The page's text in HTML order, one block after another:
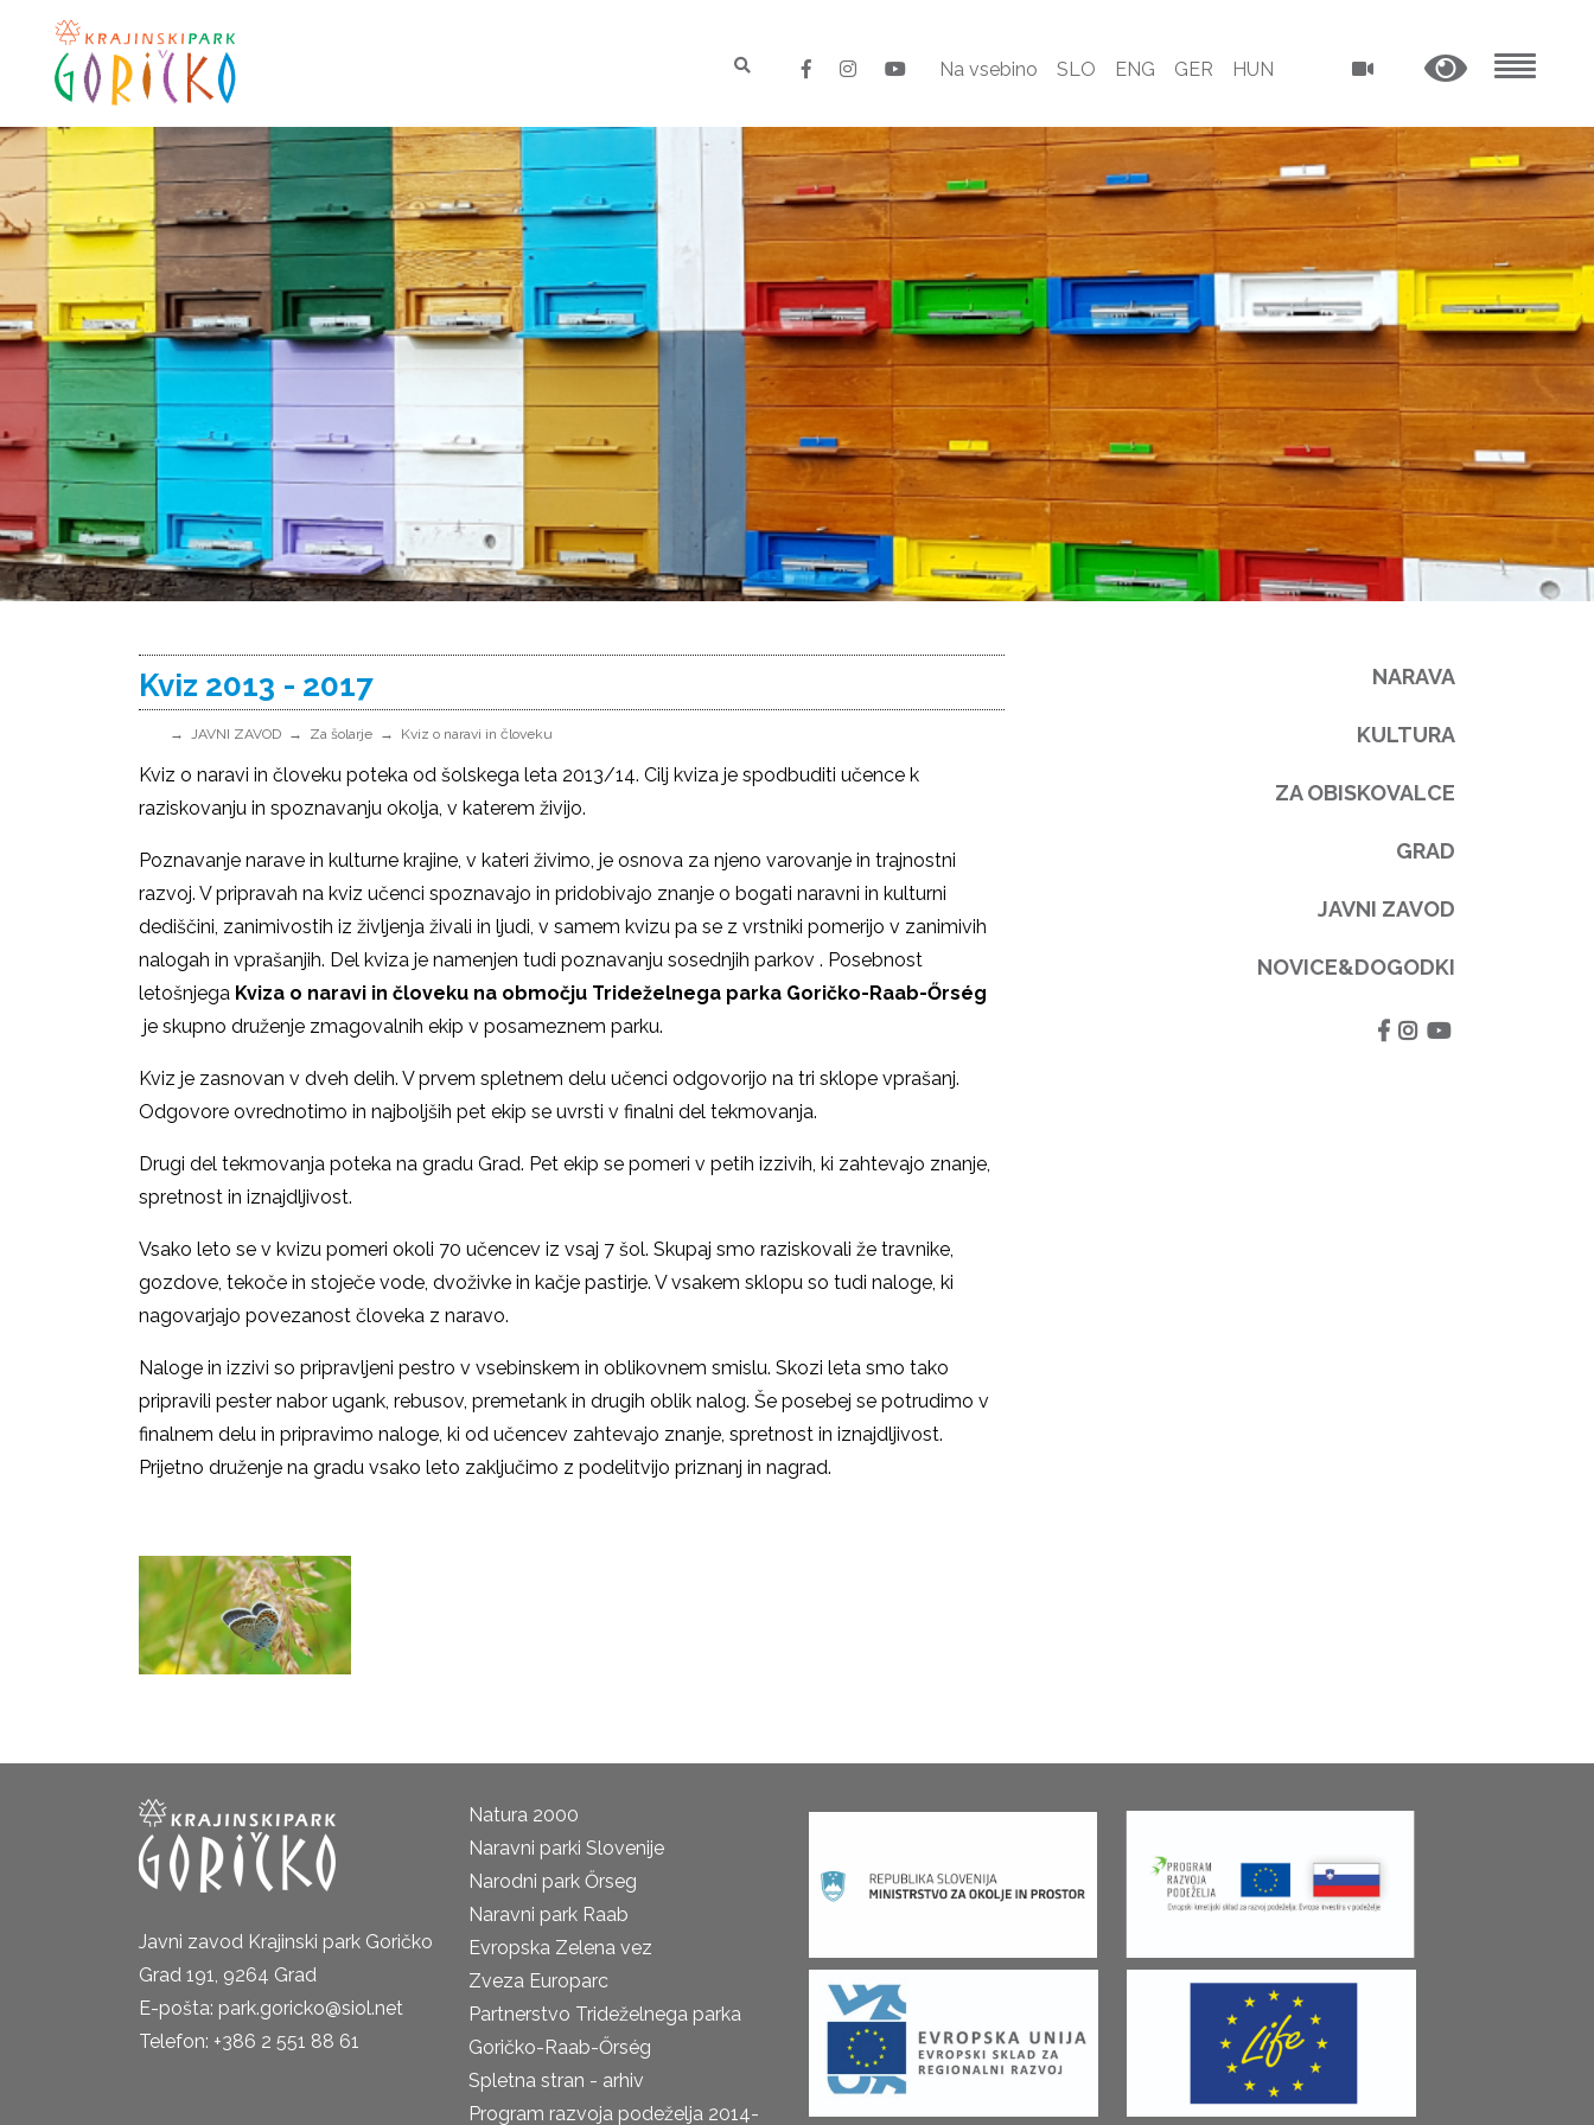
Na vsebino SLO ENG GER HUN
Kviz 2013 - 2017
JAVNI ZAVOD Za šolarje Kviz o naravi in človeku
Kviz o naravi in človeku poteka od šolskega leta 2013/14. Cilj kviza je spodbuditi učence k
raziskovanju in spoznavanju okolja, v katerem živijo.
Poznavanje narave in kulturne krajine, v kateri živimo, je osnova za njeno varovanje in trajnostni
razvoj. V pripravah na kviz učenci spoznavajo in pridobivajo znanje o bogati naravni in kulturni
dediščini, zanimivostih iz življenja živali in ljudi, v samem kvizu pa se z vrstniki pomerijo v zanimivih
nalogah in vprašanjih. Del kviza je namenjen tudi poznavanju sosednjih parkov . Posebnost
letošnjega Kviza o naravi in človeku na območju Trideželnega parka Goričko-Raab-Őrség
je skupno druženje zmagovalnih ekip v posameznem parku.
Kviz je zasnovan v dveh delih. V prvem spletnem delu učenci odgovorijo na tri sklope vprašanj.
Odgovore ovrednotimo in najboljših pet ekip se uvrsti v finalni del tekmovanja.
Drugi del tekmovanja poteka na gradu Grad. Pet ekip se pomeri v petih izzivih, ki zahtevajo znanje,
spretnost in iznajdljivost.
Vsako leto se v kvizu pomeri okoli 70 učencev iz vsaj 7 šol. Skupaj smo raziskovali že travnike,
gozdove, tekoče in stoječe vode, dvoživke in kačje pastirje. V vsakem sklopu so tudi naloge, ki
nagovarjajo povezanost človeka z naravo.
Naloge in izzivi so pripravljeni pestro v vsebinskem in oblikovnem smislu. Skozi leta smo tako
pripravili pester nabor ugank, rebusov, premetank in drugih oblik nalog. Še posebej se potrudimo v
finalnem delu in pripravimo naloge, ki od učencev zahtevajo znanje, spretnost in iznajdljivost.
Prijetno druženje na gradu vsako leto zaključimo z podelitvijo priznanj in nagrad.
NARAVA
KULTURA
ZA OBISKOVALCE
GRAD
JAVNI ZAVOD
NOVICE&DOGODKI
Javni zavod Krajinski park Goričko
Grad 191, 9264 Grad
E-pošta: park.goricko@siol.net
Telefon: +386 2 551 88 61
Natura 2000
Naravni parki Slovenije
Narodni park Őrseg
Naravni park Raab
Evropska Zelena vez
Zveza Europarc
Partnerstvo Trideželnega parka
Goričko-Raab-Őrség
Spletna stran - arhiv
Program razvoja podeželja 2014-